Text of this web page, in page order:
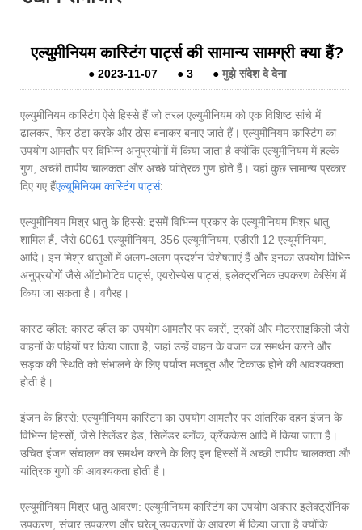
एल्युमीनियम कास्टिंग पार्ट्स की सामान्य सामग्री क्या हैं?
● 2023-11-07 ● 3 ● मुझे संदेश दे देना
एल्युमीनियम कास्टिंग ऐसे हिस्से हैं जो तरल एल्युमीनियम को एक विशिष्ट सांचे में
ढालकर, फिर ठंडा करके और ठोस बनाकर बनाए जाते हैं। एल्युमीनियम कास्टिंग का
उपयोग आमतौर पर विभिन्न अनुप्रयोगों में किया जाता है क्योंकि एल्युमीनियम में हल्के
गुण, अच्छी तापीय चालकता और अच्छे यांत्रिक गुण होते हैं। यहां कुछ सामान्य प्रकार
दिए गए हैंएल्यूमिनियम कास्टिंग पार्ट्स:
एल्यूमीनियम मिश्र धातु के हिस्से: इसमें विभिन्न प्रकार के एल्यूमीनियम मिश्र धातु
शामिल हैं, जैसे 6061 एल्यूमीनियम, 356 एल्यूमीनियम, एडीसी 12 एल्यूमीनियम,
आदि। इन मिश्र धातुओं में अलग-अलग प्रदर्शन विशेषताएं हैं और इनका उपयोग विभिन्न
अनुप्रयोगों जैसे ऑटोमोटिव पार्ट्स, एयरोस्पेस पार्ट्स, इलेक्ट्रॉनिक उपकरण केसिंग में
किया जा सकता है। वगैरह।
कास्ट व्हील: कास्ट व्हील का उपयोग आमतौर पर कारों, ट्रकों और मोटरसाइकिलों जैसे
वाहनों के पहियों पर किया जाता है, जहां उन्हें वाहन के वजन का समर्थन करने और
सड़क की स्थिति को संभालने के लिए पर्याप्त मजबूत और टिकाऊ होने की आवश्यकता
होती है।
इंजन के हिस्से: एल्युमीनियम कास्टिंग का उपयोग आमतौर पर आंतरिक दहन इंजन के
विभिन्न हिस्सों, जैसे सिलेंडर हेड, सिलेंडर ब्लॉक, क्रैंककेस आदि में किया जाता है।
उचित इंजन संचालन का समर्थन करने के लिए इन हिस्सों में अच्छी तापीय चालकता और
यांत्रिक गुणों की आवश्यकता होती है।
एल्यूमीनियम मिश्र धातु आवरण: एल्यूमीनियम कास्टिंग का उपयोग अक्सर इलेक्ट्रॉनिक
उपकरण, संचार उपकरण और घरेलू उपकरणों के आवरण में किया जाता है क्योंकि